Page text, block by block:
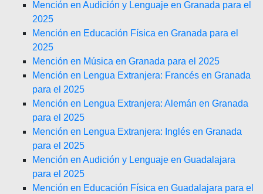
Mención en Audición y Lenguaje en Granada para el
2025
Mención en Educación Física en Granada para el
2025
Mención en Música en Granada para el 2025
Mención en Lengua Extranjera: Francés en Granada
para el 2025
Mención en Lengua Extranjera: Alemán en Granada
para el 2025
Mención en Lengua Extranjera: Inglés en Granada
para el 2025
Mención en Audición y Lenguaje en Guadalajara
para el 2025
Mención en Educación Física en Guadalajara para el